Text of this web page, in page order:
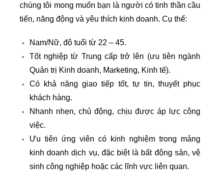
chúng tôi mong muốn bạn là người có tinh thần cầu
tiến, năng động và yêu thích kinh doanh. Cụ thể:
Nam/Nữ, độ tuổi từ 22 – 45.
Tốt nghiệp từ Trung cấp trở lên (ưu tiên ngành
Quản trị Kinh doanh, Marketing, Kinh tế).
Có khả năng giao tiếp tốt, tự tin, thuyết phục
khách hàng.
Nhanh nhẹn, chủ động, chịu được áp lực công
việc.
Ưu tiên ứng viên có kinh nghiệm trong mảng
kinh doanh dịch vụ, đặc biệt là bất động sản, vệ
sinh công nghiệp hoặc các lĩnh vực liên quan.